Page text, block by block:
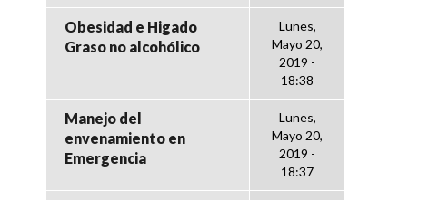
Obesidad e Higado
Graso no alcohólico
Lunes,
Mayo 20,
2019 -
18:38
Manejo del
envenamiento en
Emergencia
Lunes,
Mayo 20,
2019 -
18:37